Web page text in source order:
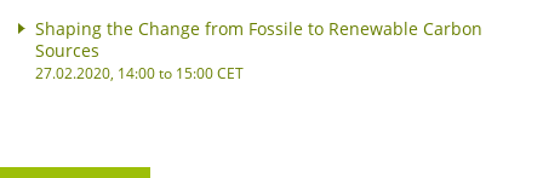
Shaping the Change from Fossile to Renewable Carbon
Sources
27.02.2020, 14:00 to 15:00 CET